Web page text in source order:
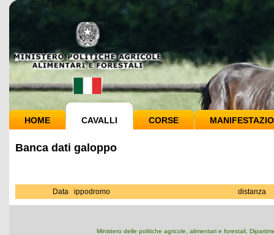
HOME CAVALLI CORSE
Banca dati galoppo
Data ippodromo distanza
Ministero delle politiche agricole, alimentari e forestali,